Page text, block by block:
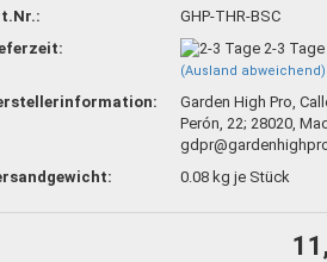
erstellen
vergessen?
GHP-THR-BSC
2-3 Tage
(Ausland abweichend)
Garden High Pro,
Perón, 22; 28020,
0.08 kg je Stück